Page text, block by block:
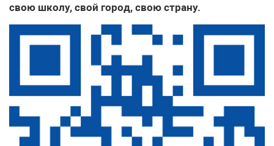
свою школу, свой город, свою страну.